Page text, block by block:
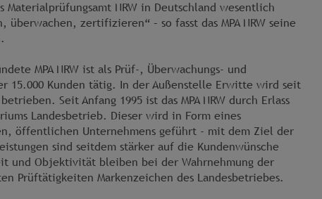
NRW in Deutschland wesentlich
zertifizieren“ – so fasst das MPA NRW seine
MPA NRW ist als Prüf-, Überwachungs- und
15.000 Kunden tätig. In der Außenstelle Erwitte wird seit
Seit Anfang 1995 ist das MPA NRW durch Erlass
Landesbetrieb. Dieser wird in Form eines
öffentlichen Unternehmens geführt - mit dem Ziel der
sind seitdem stärker auf die Kundenwünsche
und Objektivität bleiben bei der Wahrnehmung der
Prüftätigkeiten Markenzeichen des Landesbetriebes.